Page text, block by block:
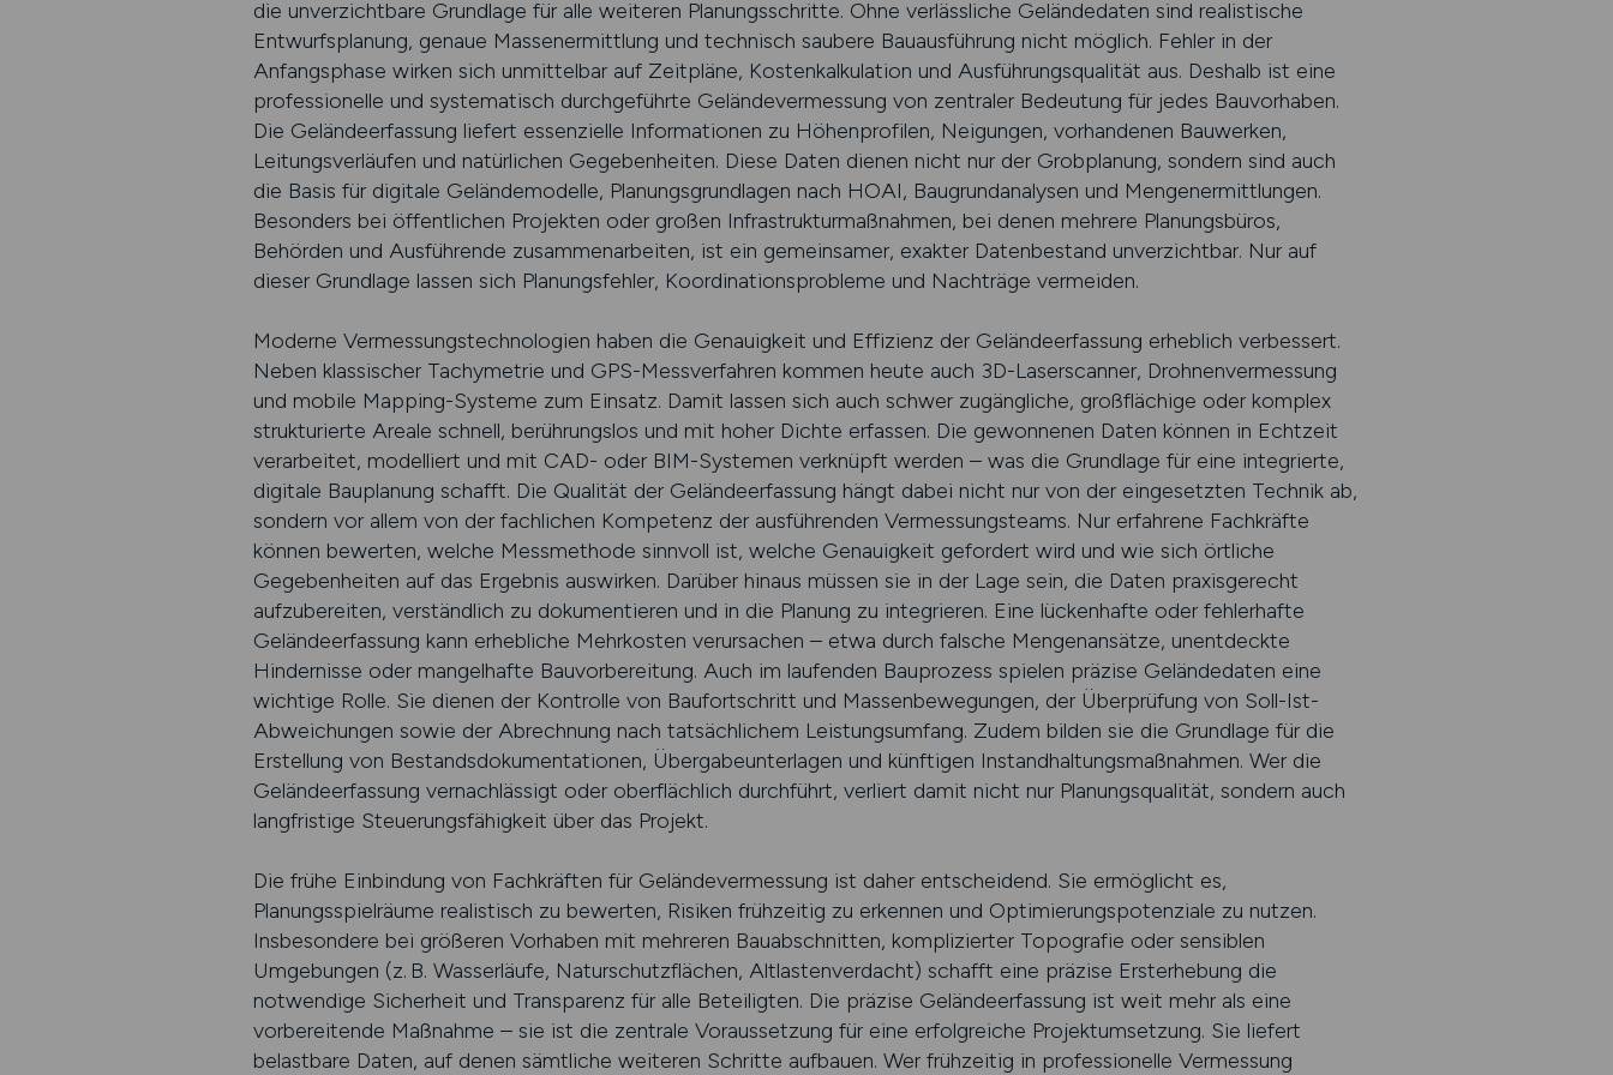
die unverzichtbare Grundlage für alle weiteren Planungsschritte. Ohne verlässliche Geländedaten sind realistische
Entwurfsplanung, genaue Massenermittlung und technisch saubere Bauausführung nicht möglich. Fehler in der
Anfangsphase wirken sich unmittelbar auf Zeitpläne, Kostenkalkulation und Ausführungsqualität aus. Deshalb ist eine
professionelle und systematisch durchgeführte Geländevermessung von zentraler Bedeutung für jedes Bauvorhaben.
Die Geländeerfassung liefert essenzielle Informationen zu Höhenprofilen, Neigungen, vorhandenen Bauwerken,
Leitungsverläufen und natürlichen Gegebenheiten. Diese Daten dienen nicht nur der Grobplanung, sondern sind auch
die Basis für digitale Geländemodelle, Planungsgrundlagen nach HOAI, Baugrundanalysen und Mengenermittlungen.
Besonders bei öffentlichen Projekten oder großen Infrastrukturmaßnahmen, bei denen mehrere Planungsbüros,
Behörden und Ausführende zusammenarbeiten, ist ein gemeinsamer, exakter Datenbestand unverzichtbar. Nur auf
dieser Grundlage lassen sich Planungsfehler, Koordinationsprobleme und Nachträge vermeiden.
Moderne Vermessungstechnologien haben die Genauigkeit und Effizienz der Geländeerfassung erheblich verbessert.
Neben klassischer Tachymetrie und GPS-Messverfahren kommen heute auch 3D-Laserscanner, Drohnenvermessung
und mobile Mapping-Systeme zum Einsatz. Damit lassen sich auch schwer zugängliche, großflächige oder komplex
strukturierte Areale schnell, berührungslos und mit hoher Dichte erfassen. Die gewonnenen Daten können in Echtzeit
verarbeitet, modelliert und mit CAD- oder BIM-Systemen verknüpft werden – was die Grundlage für eine integrierte,
digitale Bauplanung schafft. Die Qualität der Geländeerfassung hängt dabei nicht nur von der eingesetzten Technik ab,
sondern vor allem von der fachlichen Kompetenz der ausführenden Vermessungsteams. Nur erfahrene Fachkräfte
können bewerten, welche Messmethode sinnvoll ist, welche Genauigkeit gefordert wird und wie sich örtliche
Gegebenheiten auf das Ergebnis auswirken. Darüber hinaus müssen sie in der Lage sein, die Daten praxisgerecht
aufzubereiten, verständlich zu dokumentieren und in die Planung zu integrieren. Eine lückenhafte oder fehlerhafte
Geländeerfassung kann erhebliche Mehrkosten verursachen – etwa durch falsche Mengenansätze, unentdeckte
Hindernisse oder mangelhafte Bauvorbereitung. Auch im laufenden Bauprozess spielen präzise Geländedaten eine
wichtige Rolle. Sie dienen der Kontrolle von Baufortschritt und Massenbewegungen, der Überprüfung von Soll-Ist-
Abweichungen sowie der Abrechnung nach tatsächlichem Leistungsumfang. Zudem bilden sie die Grundlage für die
Erstellung von Bestandsdokumentationen, Übergabeunterlagen und künftigen Instandhaltungsmaßnahmen. Wer die
Geländeerfassung vernachlässigt oder oberflächlich durchführt, verliert damit nicht nur Planungsqualität, sondern auch
langfristige Steuerungsfähigkeit über das Projekt.
Die frühe Einbindung von Fachkräften für Geländevermessung ist daher entscheidend. Sie ermöglicht es,
Planungsspielräume realistisch zu bewerten, Risiken frühzeitig zu erkennen und Optimierungspotenziale zu nutzen.
Insbesondere bei größeren Vorhaben mit mehreren Bauabschnitten, komplizierter Topografie oder sensiblen
Umgebungen (z. B. Wasserläufe, Naturschutzflächen, Altlastenverdacht) schafft eine präzise Ersterhebung die
notwendige Sicherheit und Transparenz für alle Beteiligten. Die präzise Geländeerfassung ist weit mehr als eine
vorbereitende Maßnahme – sie ist die zentrale Voraussetzung für eine erfolgreiche Projektumsetzung. Sie liefert
belastbare Daten, auf denen sämtliche weiteren Schritte aufbauen. Wer frühzeitig in professionelle Vermessung